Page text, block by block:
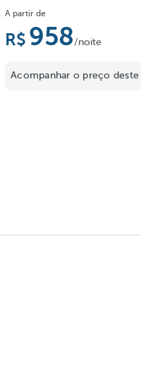
A partir de
958/noite
Acompanhar o preço